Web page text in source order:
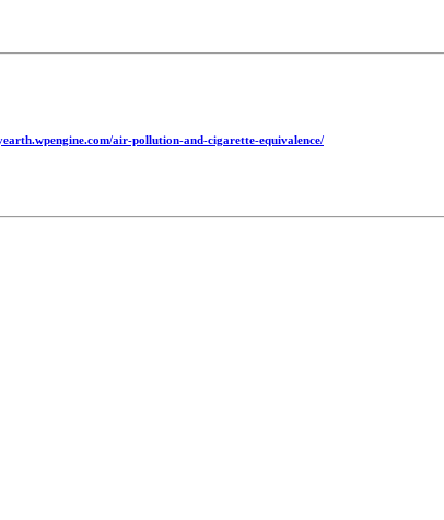
air-pollution-and-cigarette-equivalence/